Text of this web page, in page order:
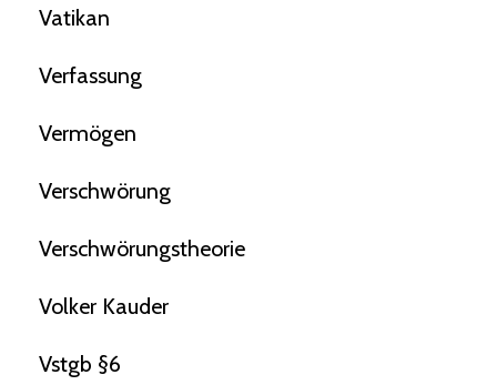
Vatikan
Verfassung
Vermögen
Verschwörung
Verschwörungstheorie
Volker Kauder
Vstgb §6